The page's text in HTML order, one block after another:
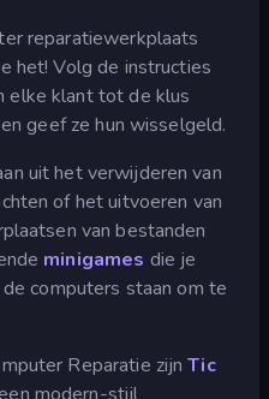
reparatiewerkplaats
het! Volg de instructies
elke klant tot de klus
geef ze hun wisselgeld.
uit het verwijderen van
of het uitvoeren van
van bestanden
minigames die je
computers staan om te
Reparatie zijnTic